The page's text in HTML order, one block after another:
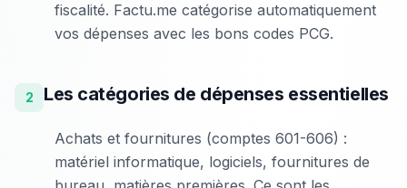
fiscalité. Factu.me catégorise automatiquement
vos dépenses avec les bons codes PCG.
2 Les catégories de dépenses essentielles
Achats et fournitures (comptes 601-606) :
matériel informatique, logiciels, fournitures de